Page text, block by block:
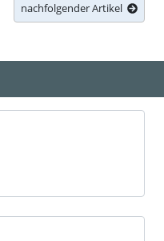
nachfolgender Artikel